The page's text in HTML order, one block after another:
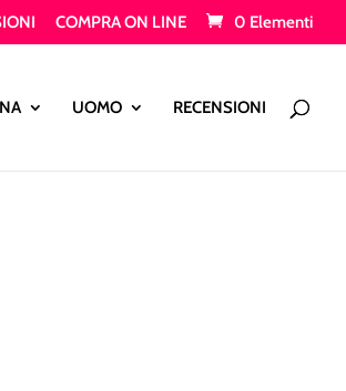
COMPRA ON LINE 0 Elementi
UOMO RECENSIONI